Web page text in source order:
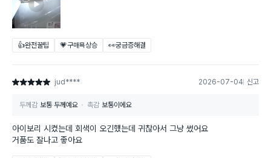
👍완전꿀팁 💗구매욕상승 👀궁금증해결
별점 5점 jud**** 2026-07-04 신고
두께감 보통 두께예요 촉감 보통이에요
아이보리 시켰는데 회색이 오긴했는데 귀찮아서 그냥 썼어요
거품도 잘나고 좋아요